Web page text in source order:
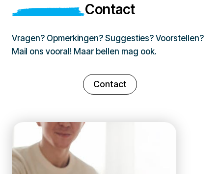
Contact
Vragen? Opmerkingen? Suggesties? Voorstellen?
Mail ons vooral! Maar bellen mag ook.
Contact